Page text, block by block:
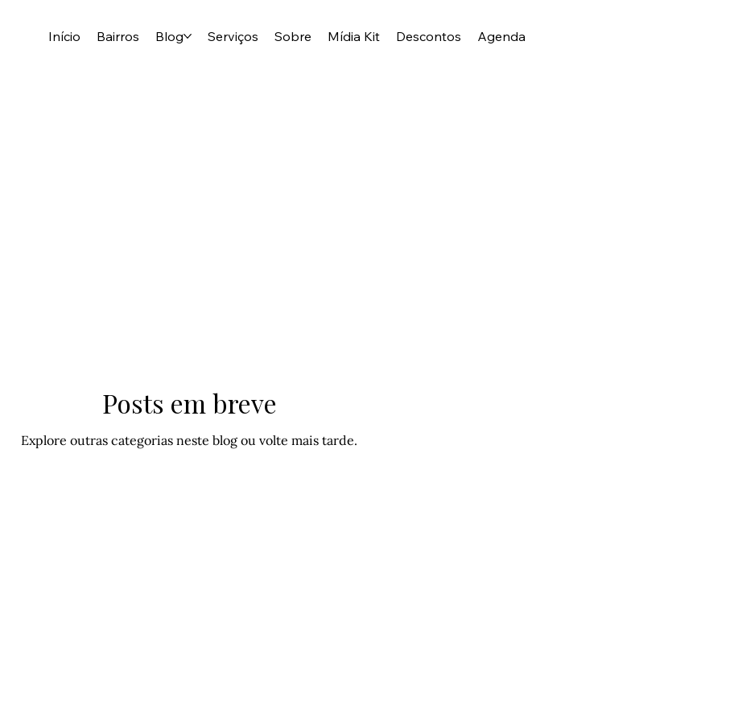
Início Bairros Blog Serviços Sobre Mídia Kit Descontos Agenda
Posts em breve
Explore outras categorias neste blog ou volte mais tarde.